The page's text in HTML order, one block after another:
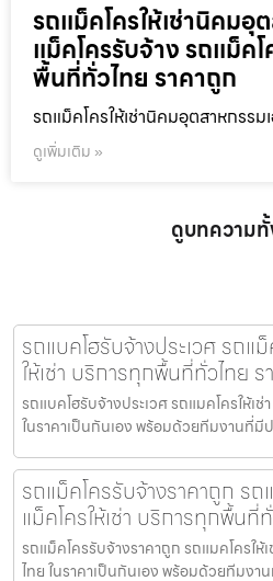
รถแม็คโครให้เช่านิคมอุ
แม็คโครรับจ้าง รถแม็คโ
พื้นที่ทั่วไทย ราคาถูก
รถแม็คโครให้เช่านิคมอุตสาหกรรม
ดูเพิ่มเติม »
ดูบทความ
รถแบคโฮรับจ้างประเวศ รถแ
ให้เช่า บริการทุกพื้นที่ทั่วไทย ร
รถแบคโฮรับจ้างประเวศ รถแมคโครให้เ
ในราคาเป็นกันเอง พร้อมด้วยทีมงานที่มี
รถแม็คโครรับจ้างราคาถูก รถ
แม็คโครให้เช่า บริการทุกพื้นที่
รถแม็คโครรับจ้างราคาถูก รถแมคโครให้
ไทย ในราคาเป็นกันเอง พร้อมด้วยทีมง